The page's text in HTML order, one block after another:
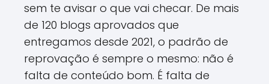
sem te avisar o que vai checar. De mais
de 120 blogs aprovados que
entregamos desde 2021, o padrão de
reprovação é sempre o mesmo: não é
falta de conteúdo bom. É falta de